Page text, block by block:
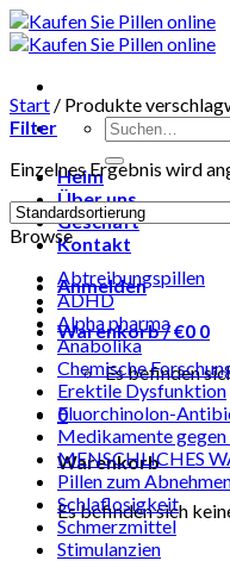
Skip
to
Suchen
nach:
Heim
Über uns
Geschäft
Kontakt
Anmelden
Warenkorb /€0 0
Es befinden
0
Warenkorb
Es befinden sich
Start / Produkte
Filter
Einzelnes Ergebnis wird
Browse
Abtreibungspillen
ADHD
Alpha pharma
Anabolika
Chemische
Erektile Dysfunktion
Fluorchinolon-
Medikamente
MENSCHLICHES
Pillen zum
Schlaflosigkeit
Schmerzmittel
Stimulanzien